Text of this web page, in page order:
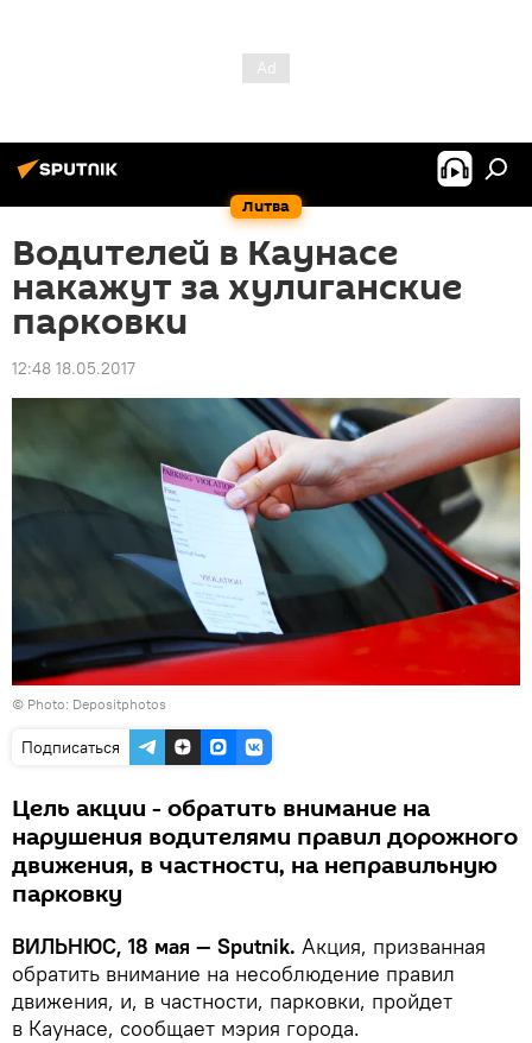
Литва
Водителей в Каунасе
накажут за хулиганские
парковки
12:48 18.05.2017
© Photo: Depositphotos
Подписаться
Цель акции - обратить внимание на
нарушения водителями правил дорожного
движения, в частности, на неправильную
парковку
ВИЛЬНЮС, 18 мая — Sputnik. Акция, призванная
обратить внимание на несоблюдение правил
движения, и, в частности, парковки, пройдет
в Каунасе, сообщает мэрия города.